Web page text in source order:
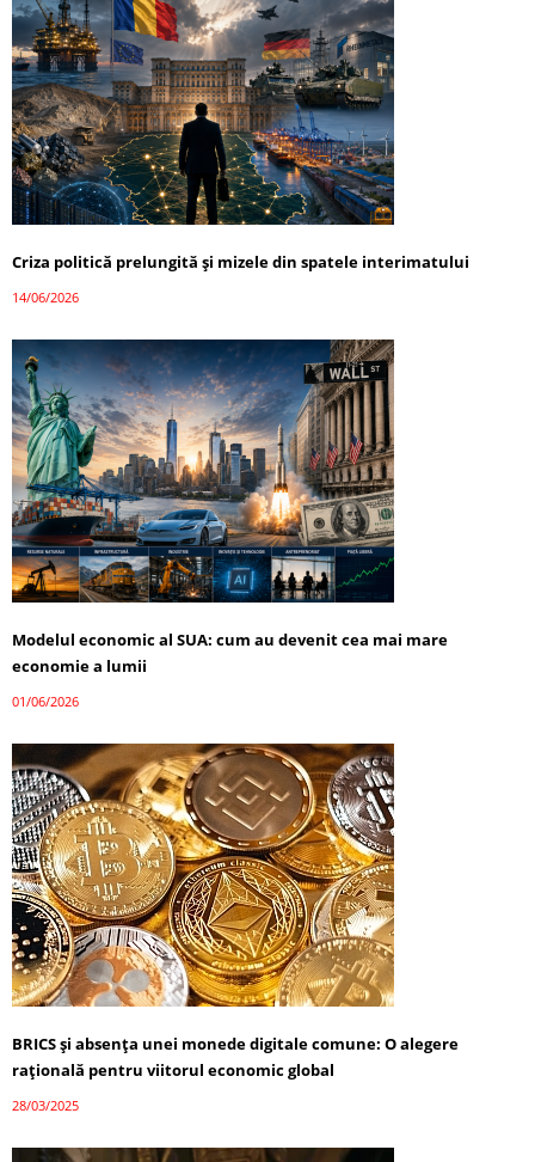
Criza politică prelungită și mizele din spatele interimatului
14/06/2026
Modelul economic al SUA: cum au devenit cea mai mare
economie a lumii
01/06/2026
BRICS și absența unei monede digitale comune: O alegere
rațională pentru viitorul economic global
28/03/2025